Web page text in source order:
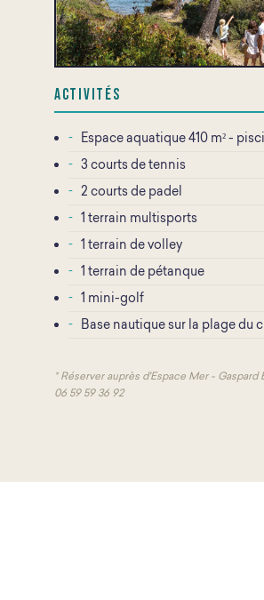
Activités
Espace aquatique 410 m² -
3 courts de tennis
2 courts de padel
1 terrain multisports
1 terrain de volley
1 terrain de pétanque
1 mini-golf
Base nautique sur la plage du
* Réserver auprès d'Espace Mer - Gaspard
06 59 59 36 92